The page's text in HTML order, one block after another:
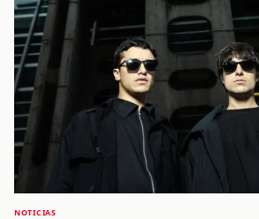
NOTICIAS